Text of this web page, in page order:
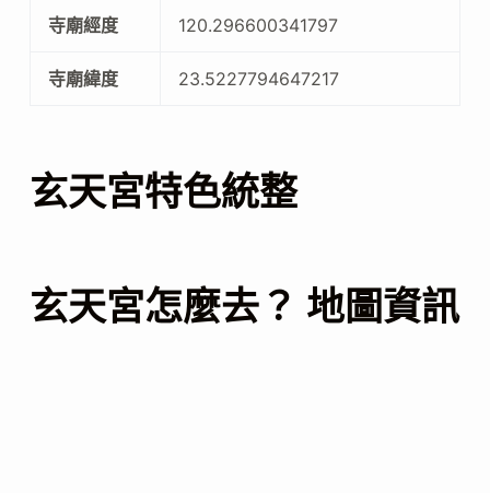
寺廟經度 120.296600341797
寺廟緯度 23.5227794647217
玄天宮特色統整
玄天宮怎麼去？ 地圖資訊